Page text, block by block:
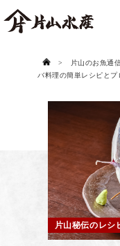
> 片山のお魚通
バ料理の簡単レシピと
片山秘伝のレシ